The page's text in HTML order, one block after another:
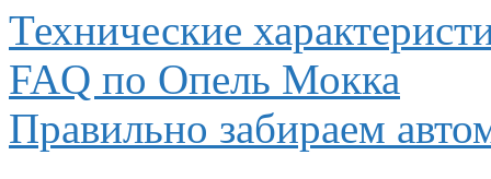
Технические
FAQ по Опель Мокка
Правильно забираем